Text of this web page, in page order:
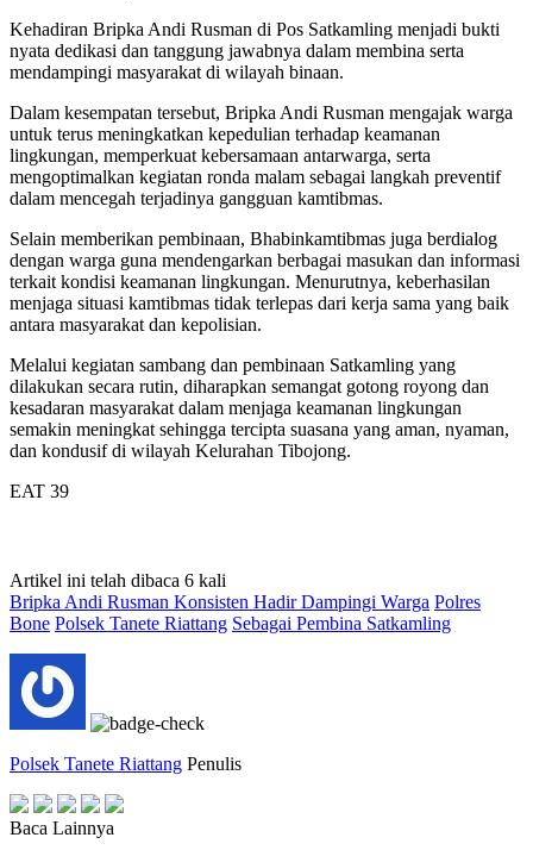
Kehadiran Bripka Andi Rusman di Pos Satkamling menjadi bukti
nyata dedikasi dan tanggung jawabnya dalam membina serta
mendampingi masyarakat di wilayah binaan.
Dalam kesempatan tersebut, Bripka Andi Rusman mengajak warga
untuk terus meningkatkan kepedulian terhadap keamanan
lingkungan, memperkuat kebersamaan antarwarga, serta
mengoptimalkan kegiatan ronda malam sebagai langkah preventif
dalam mencegah terjadinya gangguan kamtibmas.
Selain memberikan pembinaan, Bhabinkamtibmas juga berdialog
dengan warga guna mendengarkan berbagai masukan dan informasi
terkait kondisi keamanan lingkungan. Menurutnya, keberhasilan
menjaga situasi kamtibmas tidak terlepas dari kerja sama yang baik
antara masyarakat dan kepolisian.
Melalui kegiatan sambang dan pembinaan Satkamling yang
dilakukan secara rutin, diharapkan semangat gotong royong dan
kesadaran masyarakat dalam menjaga keamanan lingkungan
semakin meningkat sehingga tercipta suasana yang aman, nyaman,
dan kondusif di wilayah Kelurahan Tibojong.
EAT 39
Artikel ini telah dibaca 6 kali
Bripka Andi Rusman Konsisten Hadir Dampingi Warga Polres
Bone Polsek Tanete Riattang Sebagai Pembina Satkamling
Polsek Tanete Riattang Penulis
Baca Lainnya